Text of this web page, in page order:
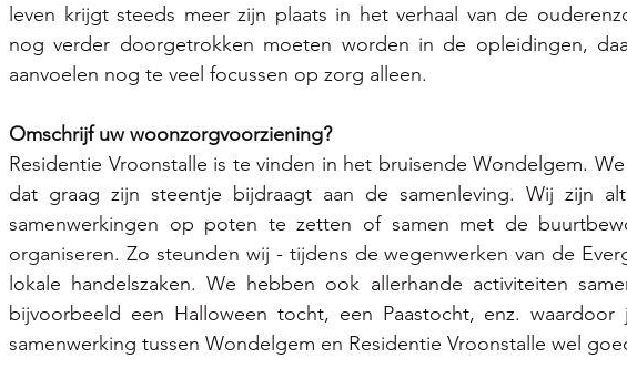
leven krijgt steeds meer zijn plaats in het verhaal van de
nog verder doorgetrokken moeten worden in de opleidingen,
aanvoelen nog te veel focussen op zorg alleen.
Omschrijf uw woonzorgvoorziening?
Residentie Vroonstalle is te vinden in het bruisende Wondelgem.
dat graag zijn steentje bijdraagt aan de samenleving. Wij zijn
samenwerkingen op poten te zetten of samen met de
organiseren. Zo steunden wij - tijdens de wegenwerken van de
lokale handelszaken. We hebben ook allerhande activiteiten
bijvoorbeeld een Halloween tocht, een Paastocht, enz.
samenwerking tussen Wondelgem en Residentie Vroonstalle wel